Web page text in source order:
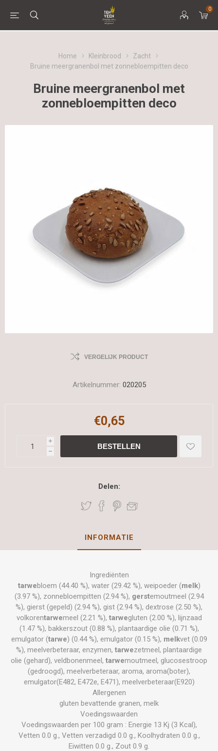
0
Home Kleinbrood
Zacht
Bruine meergranenbol met zonnebloempitten deco
Bruine meergranenbol met
zonnebloempitten deco
VERGELIJK PRODUCT
Artikelnummer: 020205
€0,65
i
h
Delen:
INFORMATIE
Ingrediënten
tarwebloem (44.40 %), water (29.42 %), weipoeder (melk)
(3.97 %), zonnebloempitten (2.94 %), gerstemoutmeel (2.94
%), gierst (gepeld) (2.94 %), gist (2.94 %), dextrose (2.50 %),
volkorentarwemeel (2.21 %), tarwegluten (2.00 %), lijnzaad
(1.47 %), bakkerszout (0.88 %), plantaardige olie (0.71 %),
emulgator (tarwe) (0.44 %), emulgator (0.15 %), melkvet (0.09
%), meelverbeteraar, enzymen, tarwezetmeel, plantaardige
olie (gehard), veldbonenmeel, tarwemoutmeel, glucosestroop
(gedroogd), meelverbeteraar, aroma, aroma(boter),
emulgator(E482, E472e, E471), meelverbeteraar(E920)
Allergenen
gluten bevattende granen, melk
Voedingswaarden
Voedingswaarden per 100 gram : Energie 13 Kj (3 Kcal),
Vetten 0.0 g., Vetten verzadigd 0.0 g., Koolhydraten 0.0 g.,
Eiwitten 0.0 g., Zout 0.9 g.